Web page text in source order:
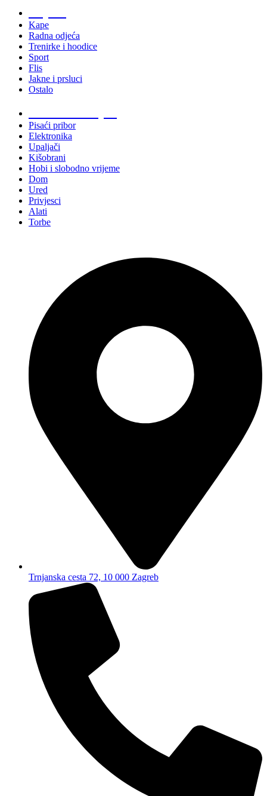
Kape
Radna odjeća
Trenirke i hoodice
Sport
Flis
Jakne i prsluci
Ostalo
Pisaći pribor
Elektronika
Upaljači
Kišobrani
Hobi i slobodno vrijeme
Dom
Ured
Privjesci
Alati
Torbe
Trnjanska cesta 72, 10 000 Zagreb